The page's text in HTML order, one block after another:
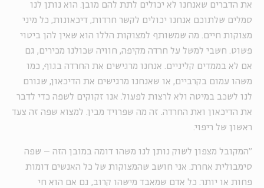
את הדברים שאנחנו לא יכולים לתת להם מובן. הוא נותן לנו
סמלים שלתוכם אנחנו יכולים לקשר חרדות, דיכאונות, כל מיני
מצוקות חיים. מה שמשותף למצוקות הללו הוא שאין להן ביטוי
פשוט. חשבי למשל על חרדה מקיפה, חוויה שכולנו מכירים, גם
אם לא בממדים קליניים. אנחנו מרגישים את החרדה בגוף, כמו
משהו עמום בקרביים, או שאנחנו מרגישים את הדיכאון, שגורם
לנו לשכב במיטה ולא לרצות לפעול. אנו זקוקים לשפה כדי לדבר
את הדיכאון ואת החרדה. זה מה שפרויד מבין. למצוא שפה זה צעד
ראשון של ריפוי.
"המקובל מצפון לשוק נותן לנו משהו דומה במובן הזה – שפה
סימבולית אחרת. אני חושב שהמצוקות של כל האנשים דומות
פחות או יותר. כל אדם שמאבד מישהו קרוב, גם אם הוא חי